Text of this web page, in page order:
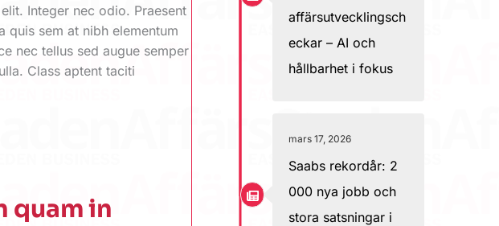
Integer nec odio. Praesent
quis sem at nibh elementum
nec tellus sed augue semper
Class aptent taciti
quam in
affärsutvecklingsch
eckar – AI och
hållbarhet i fokus
mars 17, 2026
Saabs rekordår: 2
000 nya jobb och
stora satsningar i